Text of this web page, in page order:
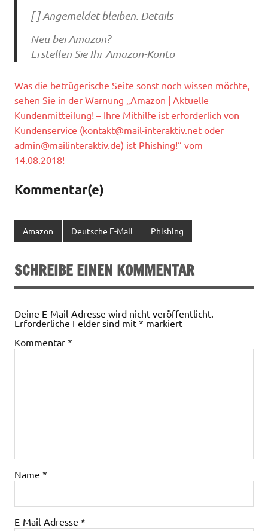
[ ] Angemeldet bleiben. Details
Neu bei Amazon?
Erstellen Sie Ihr Amazon-Konto
Was die betrügerische Seite sonst noch wissen möchte,
sehen Sie in der Warnung „Amazon | Aktuelle
Kundenmitteilung! – Ihre Mithilfe ist erforderlich von
Kundenservice (kontakt@mail-interaktiv.net oder
admin@mailinteraktiv.de) ist Phishing!“ vom
14.08.2018!
Kommentar(e)
Amazon Deutsche E-Mail Phishing
SCHREIBE EINEN KOMMENTAR
Deine E-Mail-Adresse wird nicht veröffentlicht.
Erforderliche Felder sind mit * markiert
Kommentar *
Name *
E-Mail-Adresse *